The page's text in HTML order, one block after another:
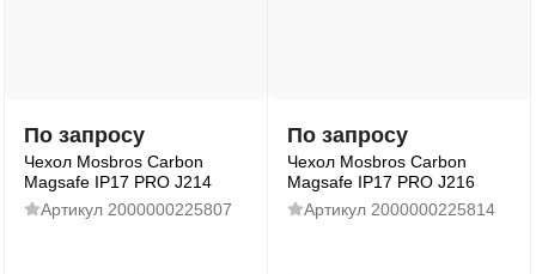
По запросу
Чехол Mosbros Carbon
Magsafe IP17 PRO J214
Артикул 2000000225807
По запросу
Чехол Mosbros Carbon
Magsafe IP17 PRO J216
Артикул 2000000225814